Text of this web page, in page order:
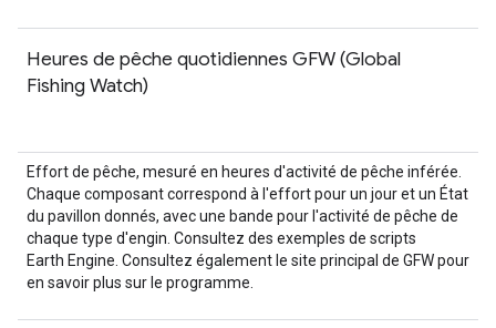
Heures de pêche quotidiennes GFW (Global
Fishing Watch)
Effort de pêche, mesuré en heures d'activité de pêche inférée.
Chaque composant correspond à l'effort pour un jour et un État
du pavillon donnés, avec une bande pour l'activité de pêche de
chaque type d'engin. Consultez des exemples de scripts
Earth Engine. Consultez également le site principal de GFW pour
en savoir plus sur le programme.